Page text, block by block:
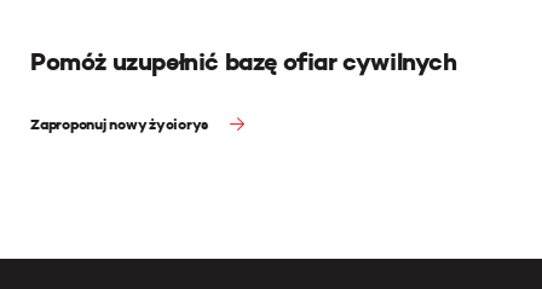
Pomóż uzupełnić bazę ofiar cywilnych
Zaproponuj nowy życiorys